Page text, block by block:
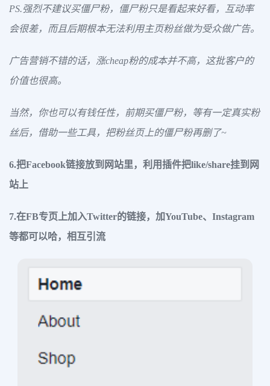
PS.强烈不建议买僵尸粉，僵尸粉只是看起来好看，互动率
会很差，而且后期根本无法利用主页粉丝做为受众做广告。
广告营销不错的话，涨cheap粉的成本并不高，这批客户的
价值也很高。
当然，你也可以有钱任性，前期买僵尸粉，等有一定真实粉
丝后，借助一些工具，把粉丝页上的僵尸粉再删了~
6.把Facebook链接放到网站里，利用插件把like/share挂到网
站上
7.在FB专页上加入Twitter的链接，加YouTube、Instagram
等都可以哈，相互引流